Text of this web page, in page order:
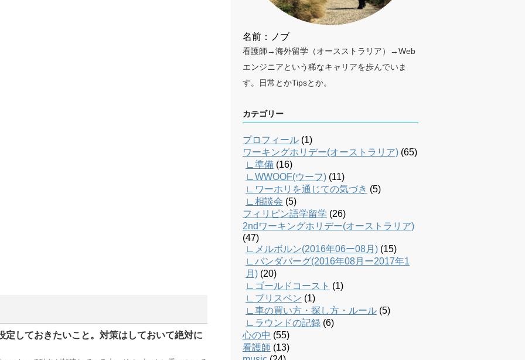
定しておきたいこと。対策はしておいて絶対に
名前：ノブ
看護師→海外留学（オースストラリア）→Web
エンジニアという稀なキャリアを歩んでいま
す。日常とかTipsとか。
カテゴリー
プロフィール (1)
ワーキングホリデー(オーストラリア) (65)
∟準備 (16)
∟WWOOF(ウーフ) (11)
∟ワーホリを通じての気づき (5)
∟相談会 (5)
フィリピン語学留学 (26)
2ndワーキングホリデー(オーストラリア)
(47)
∟メルボルン(2016年06ー08月) (15)
∟バンダバーグ(2016年08月ー2017年1
月) (20)
∟ゴールドコースト (1)
∟ブリスベン (1)
∟車の買い方・探し方・ルール (5)
∟ラウンドの記録 (6)
心の中 (55)
看護師 (13)